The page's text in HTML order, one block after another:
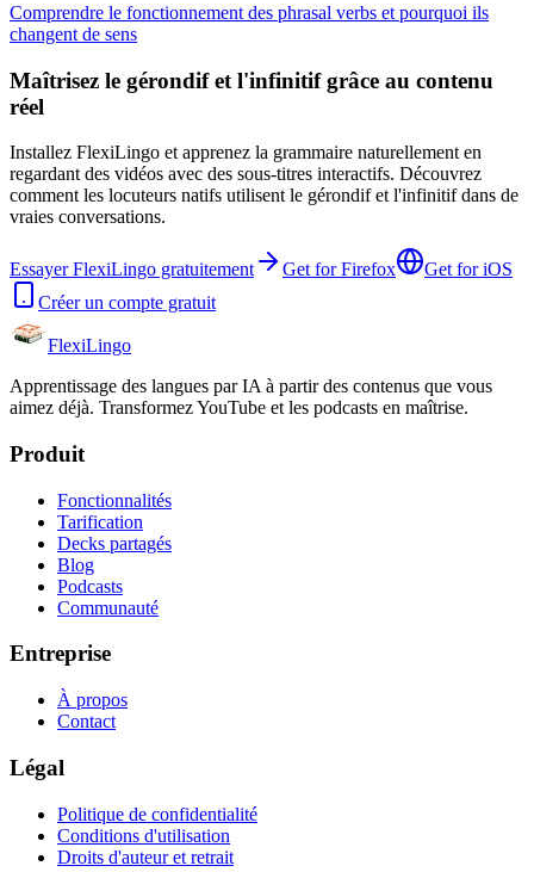
Comprendre le fonctionnement des phrasal verbs et pourquoi ils
changent de sens
Maîtrisez le gérondif et l'infinitif grâce au contenu
réel
Installez FlexiLingo et apprenez la grammaire naturellement en
regardant des vidéos avec des sous-titres interactifs. Découvrez
comment les locuteurs natifs utilisent le gérondif et l'infinitif dans de
vraies conversations.
Essayer FlexiLingo gratuitement Get for Firefox
Get for iOS
Créer un compte gratuit
FlexiLingo
Apprentissage des langues par IA à partir des contenus que vous
aimez déjà. Transformez YouTube et les podcasts en maîtrise.
Produit
Fonctionnalités
Tarification
Decks partagés
Blog
Podcasts
Communauté
Entreprise
À propos
Contact
Légal
Politique de confidentialité
Conditions d'utilisation
Droits d'auteur et retrait